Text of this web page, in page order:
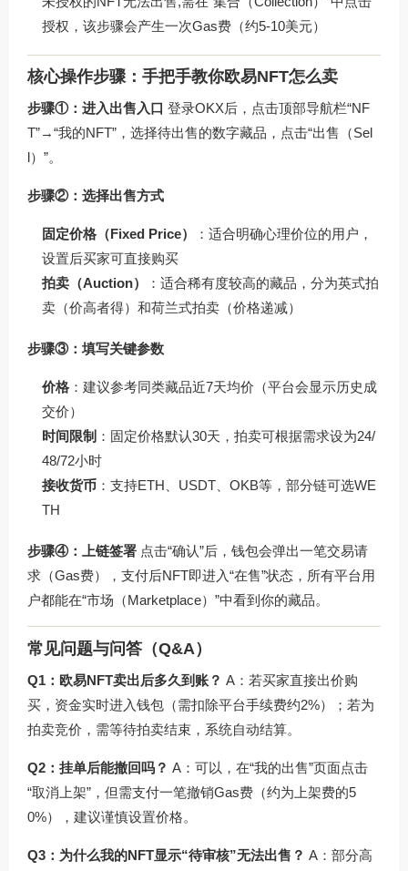
授权，该步骤会产生一次Gas费（约5-10美元）
核心操作步骤：手把手教你欧易NFT怎么卖
步骤①：进入出售入口 登录OKX后，点击顶部导航栏“NF
T”→“我的NFT”，选择待出售的数字藏品，点击“出售（Sel
l）”。
步骤②：选择出售方式
固定价格（Fixed Price）
：适合明确心理价位的用户，
设置后买家可直接购买
拍卖（Auction）
：适合稀有度较高的藏品，分为英式拍
卖（价高者得）和荷兰式拍卖（价格递减）
步骤③：填写关键参数
价格 ：建议参考同类藏品近7天均价（平台会显示历史成
交价）
时间限制 ：固定价格默认30天，拍卖可根据需求设为24/
48/72小时
接收货币 ：支持ETH、USDT、OKB等，部分链可选WE
TH
步骤④：上链签署 点击“确认”后，钱包会弹出一笔交易请
求（Gas费），支付后NFT即进入“在售”状态，所有平台用
户都能在“市场（Marketplace）”中看到你的藏品。
常见问题与问答（Q&A）
Q1：欧易NFT卖出后多久到账？ A：若买家直接出价购
买，资金实时进入钱包（需扣除平台手续费约2%）；若为
拍卖竞价，需等待拍卖结束，系统自动结算。
Q2：挂单后能撤回吗？ A：可以，在“我的出售”页面点击
“取消上架”，但需支付一笔撤销Gas费（约为上架费的5
0%），建议谨慎设置价格。
Q3：为什么我的NFT显示“待审核”无法出售？ A：部分高